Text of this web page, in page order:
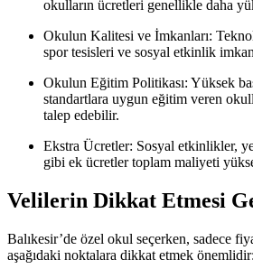
okulların ücretleri genellikle daha
Okulun Kalitesi ve İmkanları:
spor tesisleri ve sosyal etkinlik
Okulun Eğitim Politikası: Yüksek
standartlara uygun eğitim veren
talep edebilir.
Ekstra Ücretler: Sosyal etkinlikler,
gibi ek ücretler toplam maliyeti
Velilerin Dikkat Etmesi
Balıkesir’de özel okul seçerken, sadece
aşağıdaki noktalara dikkat etmek önemlidir: